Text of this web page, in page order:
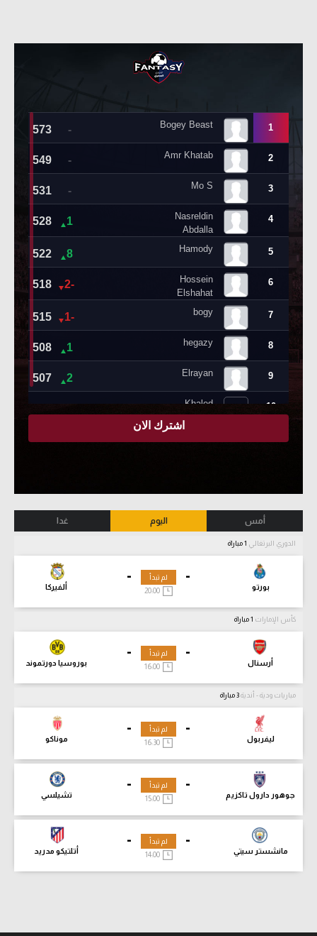
أمس اليوم غدا
الدوري البرتغالي
-
بورتو
-
ألفيركا
لم تبدأ
كأس الإمارات
-
أرسنال
-
بوروسيا دورتموند
لم تبدأ
مباريات ودية - أندية
-
ليفربول
-
موناكو
لم تبدأ
-
جوهور دارول تاكزيم
-
تشيلسي
لم تبدأ
15:00
-
مانشستر سيتي
-
أتلتيكو مدريد
لم تبدأ
14:00